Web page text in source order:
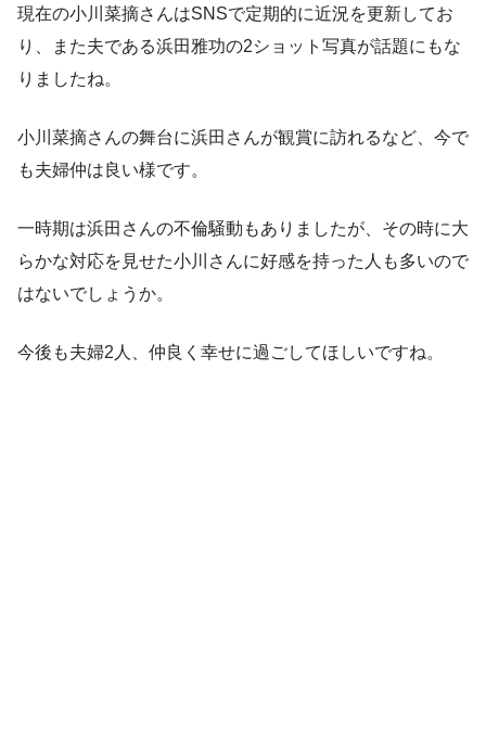
現在の小川菜摘さんはSNSで定期的に近況を更新してお
り、また夫である浜田雅功の2ショット写真が話題にもな
りましたね。
小川菜摘さんの舞台に浜田さんが観賞に訪れるなど、今で
も夫婦仲は良い様です。
一時期は浜田さんの不倫騒動もありましたが、その時に大
らかな対応を見せた小川さんに好感を持った人も多いので
はないでしょうか。
今後も夫婦2人、仲良く幸せに過ごしてほしいですね。